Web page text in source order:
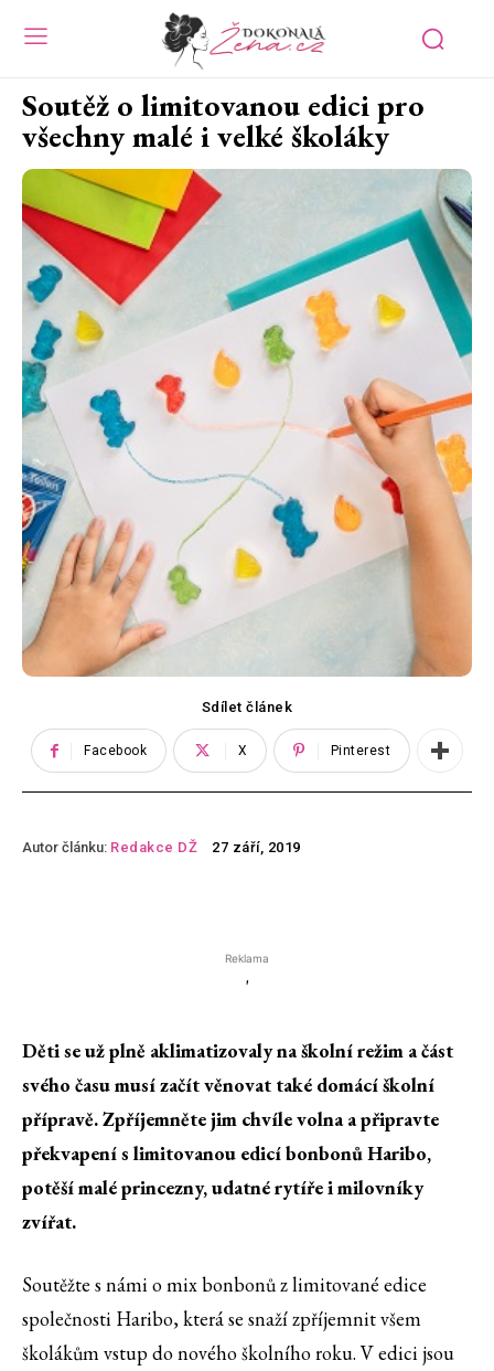
Soutěž o limitovanou edici pro
všechny malé i velké školáky
Sdílet článek
Facebook X Pinterest
Autor článku: Redakce DŽ 27 září, 2019
Reklama
'
Děti se už plně aklimatizovaly na školní režim a část
svého času musí začít věnovat také domácí školní
přípravě. Zpříjemněte jim chvíle volna a připravte
překvapení s limitovanou edicí bonbonů Haribo,
potěší malé princezny, udatné rytíře i milovníky
zvířat.
Soutěžte s námi o mix bonbonů z limitované edice
společnosti Haribo, která se snaží zpříjemnit všem
školákům vstup do nového školního roku. V edici jsou